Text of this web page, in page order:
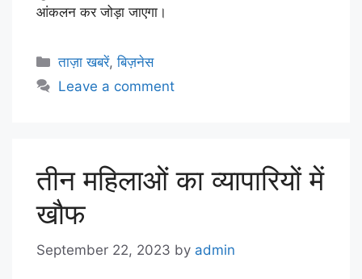
आंकलन कर जोड़ा जाएगा।
ताज़ा खबरें,बिज़नेस
Leave a comment
तीन महिलाओं का व्यापारियों में
खौफ
September 22, 2023 by admin